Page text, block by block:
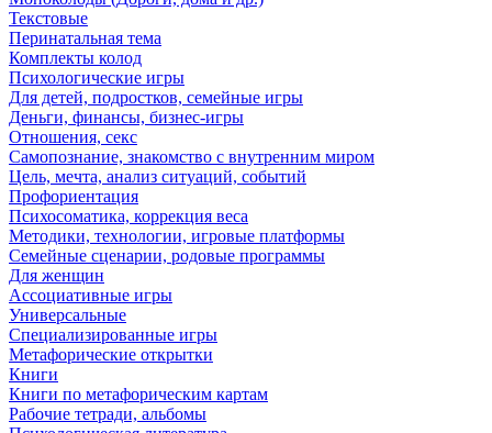
Текстовые
Перинатальная тема
Комплекты колод
Психологические игры
Для детей, подростков, семейные игры
Деньги, финансы, бизнес-игры
Отношения, секс
Самопознание, знакомство с внутренним миром
Цель, мечта, анализ ситуаций, событий
Профориентация
Психосоматика, коррекция веса
Методики, технологии, игровые платформы
Семейные сценарии, родовые программы
Для женщин
Ассоциативные игры
Универсальные
Специализированные игры
Метафорические открытки
Книги
Книги по метафорическим картам
Рабочие тетради, альбомы